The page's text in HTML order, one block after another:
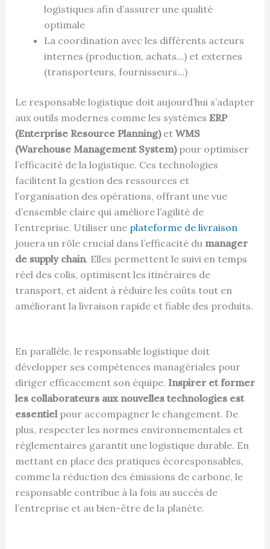
logistiques afin d’assurer une qualité
optimale
La coordination avec les différents acteurs
internes (production, achats…) et externes
(transporteurs, fournisseurs…)
Le responsable logistique doit aujourd’hui s’adapter
aux outils modernes comme les systèmes ERP
(Enterprise Resource Planning)et WMS
(Warehouse Management System)pour optimiser
l’efficacité de la logistique. Ces technologies
facilitent la gestion des ressources et
l’organisation des opérations, offrant une vue
d’ensemble claire qui améliore l’agilité de
l’entreprise. Utiliser une plateforme de livraison
jouera un rôle crucial dans l’efficacité du manager
de supply chain. Elles permettent le suivi en temps
réel des colis, optimisent les itinéraires de
transport, et aident à réduire les coûts tout en
améliorant la livraison rapide et fiable des produits.
En parallèle, le responsable logistique doit
développer ses compétences managériales pour
diriger efficacement son équipe. Inspirer et former
les collaborateurs aux nouvelles technologies est
essentiel pour accompagner le changement. De
plus, respecter les normes environnementales et
réglementaires garantit une logistique durable. En
mettant en place des pratiques écoresponsables,
comme la réduction des émissions de carbone, le
responsable contribue à la fois au succès de
l’entreprise et au bien-être de la planète.